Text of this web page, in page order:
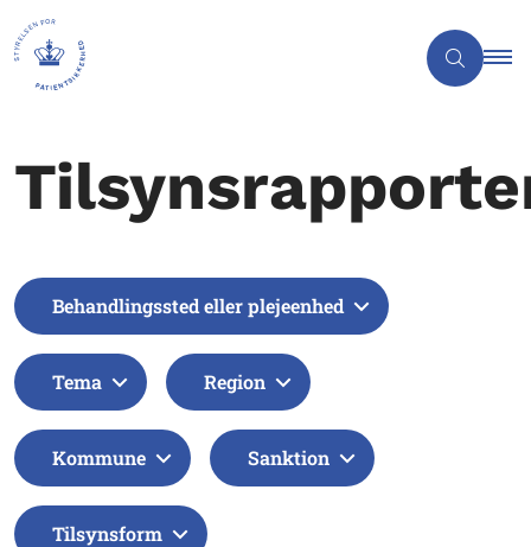
Behandlingssted eller plejeenhed
Tema Region
Kommune Sanktion
Tilsynsform